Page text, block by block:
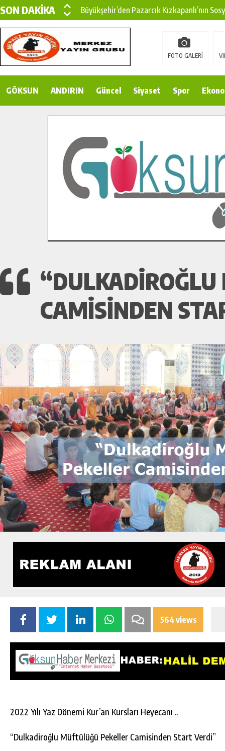
SON DAKİKA
Büyükşehir’den Pazarcık Kızkapanlı’nın
Büyükşehir’den Pazarcık Kırsalına Modern
Çin’den KSÜ’ye Uluslararası Başarı:
Gençler Pusula Maraş Kampında Yeni
İlçe Jandarma Komutanı Karakaya’dan
Bertiz’in Yeni Köprüsünde Sona Doğru.
FOTO GALERİ
GÖKSUN ANDIRIN Güncel Siyaset Spor
CAMISINDEN
564 views
2022 Yılı Yaz Dönemi Kur’an Kursları Heyecanı ..
“Dulkadiroğlu Müftülüğü Pekeller Camisinden Start Verdi”